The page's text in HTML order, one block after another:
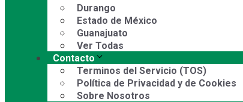
Durango
Estado de México
Guanajuato
Ver Todas
Contacto
Terminos del Servicio (TOS)
Política de Privacidad y de Cookies
Sobre Nosotros